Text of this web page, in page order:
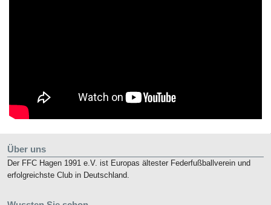
Über uns
Der FFC Hagen 1991 e.V. ist Europas ältester Federfußballverein und
erfolgreichste Club in Deutschland.